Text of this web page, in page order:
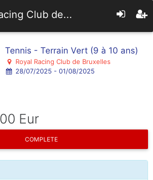
Club de...
Tennis - Terrain Vert (9 à 10 ans)
Royal Racing Club de Bruxelles
28/07/2025 - 01/08/2025
Eur
COMPLETE